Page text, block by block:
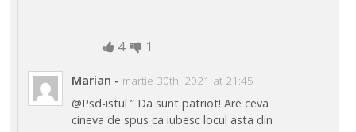
4 1
Marian - martie 30th, 2021 at 21:45
@Psd-istul ” Da sunt patriot! Are ceva
cineva de spus ca iubesc locul asta din